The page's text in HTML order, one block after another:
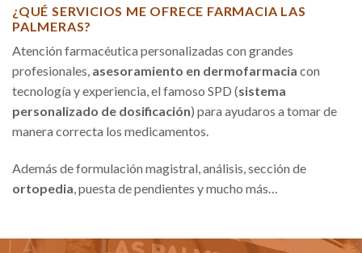
¿QUÉ SERVICIOS ME OFRECE FARMACIA LAS
PALMERAS?
Atención farmacéutica personalizadas con grandes
profesionales, asesoramiento en dermofarmacia con
tecnología y experiencia, el famoso SPD (sistema
personalizado de dosificación) para ayudaros a tomar de
manera correcta los medicamentos.
Además de formulación magistral, análisis, sección de
ortopedia , puesta de pendientes y mucho más…